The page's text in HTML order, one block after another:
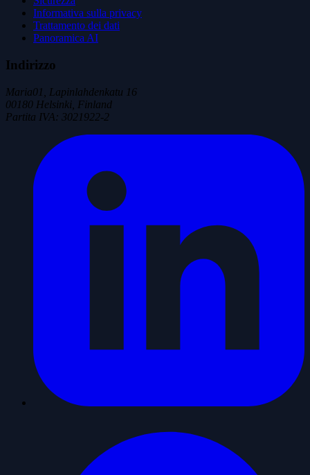
Informativa sulla privacy
Trattamento dei dati
Panoramica AI
Indirizzo
Maria01, Lapinlahdenkatu 16
00180 Helsinki, Finland
Partita IVA: 3021922-2